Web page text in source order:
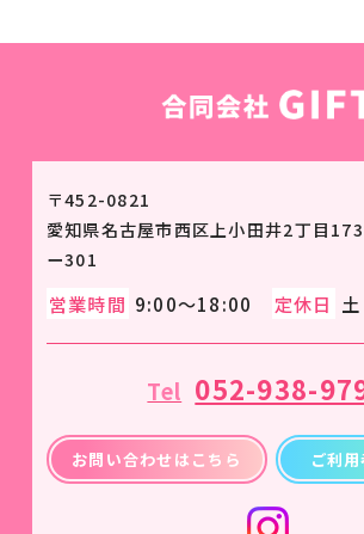
〒452-0821
愛知県名古屋市西区上小田井2丁目
ー301
営業時間 9:00～18:00 定休日
Tel 052-938-
お問い合わせはこちら ご利